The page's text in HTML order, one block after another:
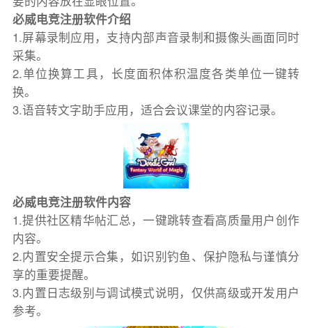
必威电竞注册软件介绍
1.屏幕录制应用，支持内部声音录制和摄像头画面同时
采集。
2.单位换算工具，长度面积体积温度各类单位一键转
换。
3.语音转文字助手应用，适合会议课堂的内容记录。
必威电竞注册软件内容
1.提供社区精华帖汇总，一键跳转查看高质量用户创作
内容。
2.内置安全提示合集，如识别钓鱼、保护隐私与谨慎分
享的重要提醒。
3.内置日志级别与调试模式说明，仅供高级或开发用户
参考。